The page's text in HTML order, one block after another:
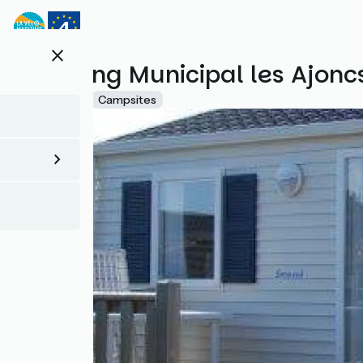
Direkt
zum
close
Camping Municipal les
Campsites